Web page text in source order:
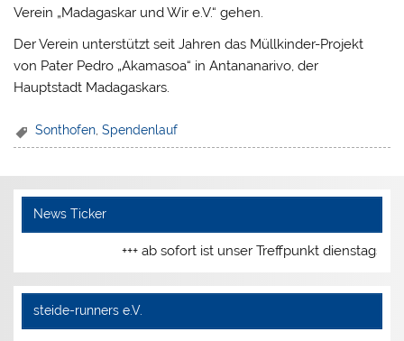
Verein „Madagaskar und Wir e.V.“ gehen.
Der Verein unterstützt seit Jahren das Müllkinder-Projekt
von Pater Pedro „Akamasoa“ in Antananarivo, der
Hauptstadt Madagaskars.
Sonthofen ,Spendenlauf
News Ticker
+++ ab sofort ist unser Treffpunkt dienstags
steide-runners e.V.